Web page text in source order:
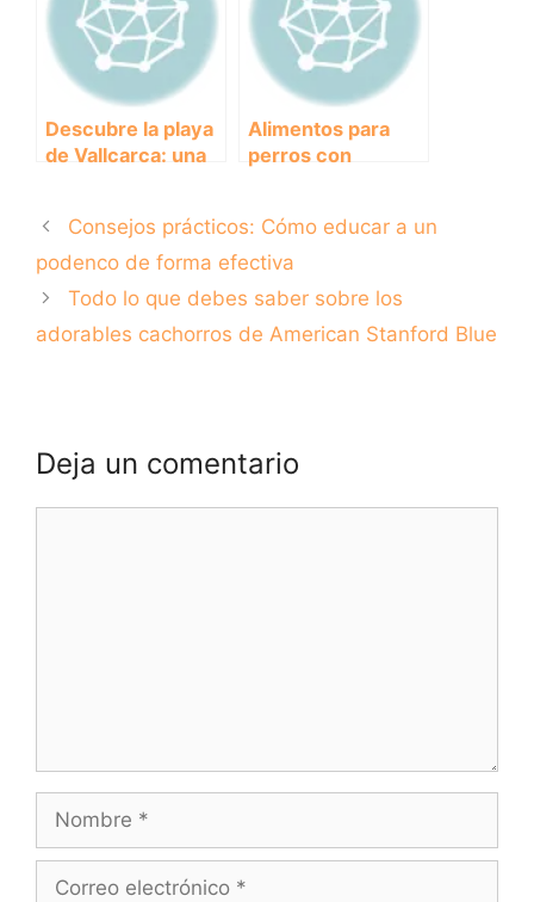
evitarlo
Descubre la playa
de Vallcarca: una
mediterránea
Alimentos para
perros con
su salud intestinal
Consejos prácticos: Cómo educar a un
podenco de forma efectiva
Todo lo que debes saber sobre los
adorables cachorros de American Stanford Blue
Deja un comentario